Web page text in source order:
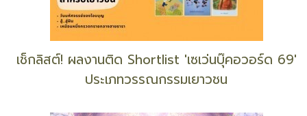
เช็กลิสต์! ผลงานติด Shortlist 'เซเว่นบุ๊คอวอร์ด 69'
ประเภทวรรณกรรมเยาวชน